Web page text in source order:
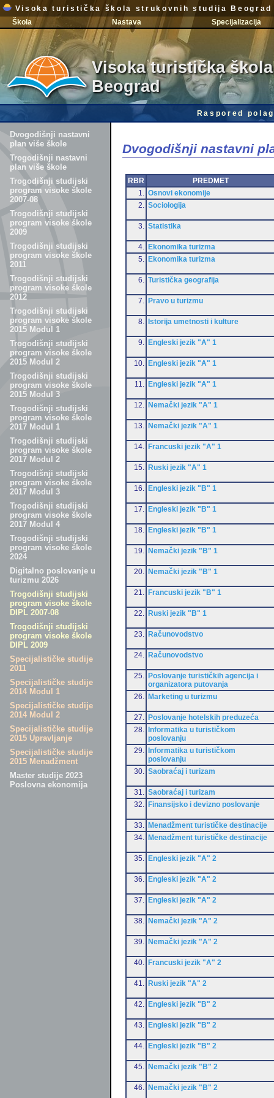
Visoka turistička škola strukovnih studija Beograd
Škola
Nastava Specijalizacija
Visoka turistička
Beograd
Raspored
Dvogodišnji nastavni
plan više škole
Trogodišnji nastavni
plan više škole
Trogodišnji studijski
program visoke škole
2007-08
Trogodišnji studijski
program visoke škole
2009
Trogodišnji studijski
program visoke škole
2011
Trogodišnji studijski
program visoke škole
2012
Trogodišnji studijski
program visoke škole
2015 Modul 1
Trogodišnji studijski
program visoke škole
2015 Modul 2
Trogodišnji studijski
program visoke škole
2015 Modul 3
Trogodišnji studijski
program visoke škole
2017 Modul 1
Trogodišnji studijski
program visoke škole
2017 Modul 2
Trogodišnji studijski
program visoke škole
2017 Modul 3
Trogodišnji studijski
program visoke škole
2017 Modul 4
Trogodišnji studijski
program visoke škole
2024
Digitalno poslovanje u
turizmu 2026
Trogodišnji studijski
program visoke škole
DIPL 2007-08
Trogodišnji studijski
program visoke škole
DIPL 2009
Specijalističke studije
2011
Specijalističke studije
2014 Modul 1
Specijalističke studije
2014 Modul 2
Specijalističke studije
2015 Upravljanje
Specijalističke studije
2015 Menadžment
Master studije 2023
Poslovna ekonomija
Dvogodišnji nastavni
RBR
PREDMET
1.
Osnovi ekonomije
2.
Sociologija
3. Statistika
4.
Ekonomika turizma
5.
Ekonomika turizma
6. Turistička geografija
7. Pravo u turizmu
8. Istorija umetnosti i kulture
9. Engleski jezik "A" 1
10. Engleski jezik "A" 1
11. Engleski jezik "A" 1
12. Nemački jezik "A" 1
13. Nemački jezik "A" 1
14. Francuski jezik "A" 1
15. Ruski jezik "A" 1
16. Engleski jezik "B" 1
17. Engleski jezik "B" 1
18. Engleski jezik "B" 1
19. Nemački jezik "B" 1
20. Nemački jezik "B" 1
21. Francuski jezik "B" 1
22. Ruski jezik "B" 1
23. Računovodstvo
24. Računovodstvo
25.
Poslovanje turističkih agencija i
organizatora putovanja
26.
Marketing u turizmu
27.
Poslovanje hotelskih preduzeća
28.
Informatika u turističkom
poslovanju
29.
Informatika u turističkom
poslovanju
30.
Saobraćaj i turizam
31.
Saobraćaj i turizam
32.
Finansijsko i devizno poslovanje
33.
Menadžment turističke destinacije
34.
Menadžment turističke destinacije
35. Engleski jezik "A" 2
36. Engleski jezik "A" 2
37. Engleski jezik "A" 2
38. Nemački jezik "A" 2
39. Nemački jezik "A" 2
40. Francuski jezik "A" 2
41. Ruski jezik "A" 2
42. Engleski jezik "B" 2
43. Engleski jezik "B" 2
44. Engleski jezik "B" 2
45. Nemački jezik "B" 2
46. Nemački jezik "B" 2